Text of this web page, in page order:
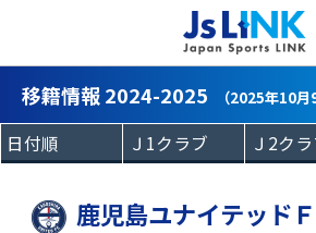
移籍情報 2024-2025 （2025年10月
鹿児島ユナイテッド